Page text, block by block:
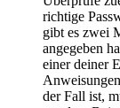
richtige
gibt es zwei
angegeben
einer deiner
der Fall ist,